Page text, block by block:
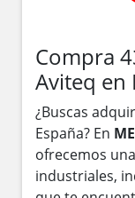
Compra
Aviteq en
¿Buscas
España? En
ofrecemos
industriales,